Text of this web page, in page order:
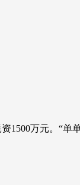
万元。“单